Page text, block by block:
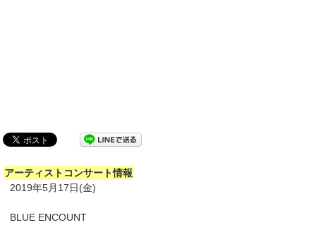
アーティストコンサート情報
2019年5月17日(金)
BLUE ENCOUNT